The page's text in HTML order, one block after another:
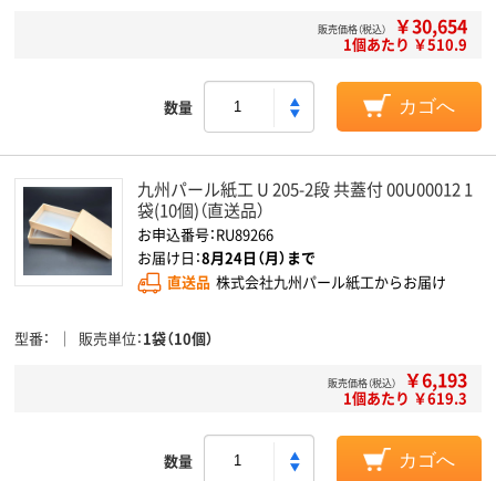
販売価格（税込） ￥30,654
1個あたり ￥510.9
数量 カゴへ
九州パール紙工 U 205-2段 共蓋付 00U00012 1
袋(10個)（直送品）
お申込番号：RU89266
お届け日：8月24日（月）まで
直送品 株式会社九州パール紙工からお届け
型番 販売単位 1袋（10個）
販売価格（税込） ￥6,193
1個あたり ￥619.3
数量 カゴへ